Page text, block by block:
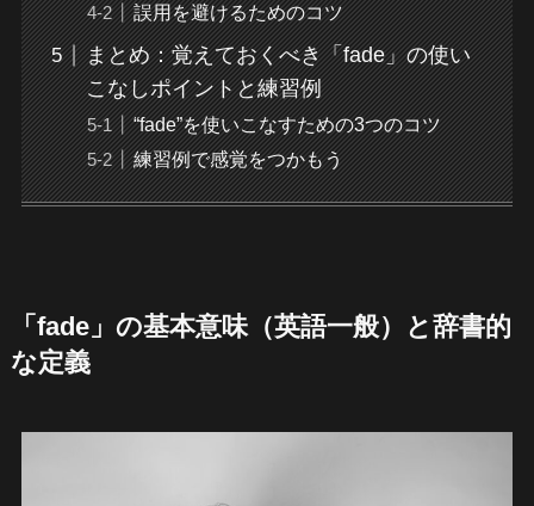
誤用を避けるためのコツ
まとめ：覚えておくべき「fade」の使い
こなしポイントと練習例
“fade”を使いこなすための3つのコツ
練習例で感覚をつかもう
「fade」の基本意味（英語一般）と辞書的
な定義